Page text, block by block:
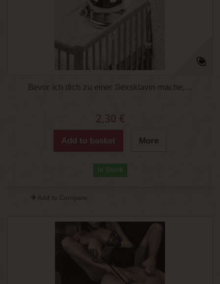
Bevor ich dich zu einer Sexsklavin mache,...
2,30 €
Add to basket More
In Stock